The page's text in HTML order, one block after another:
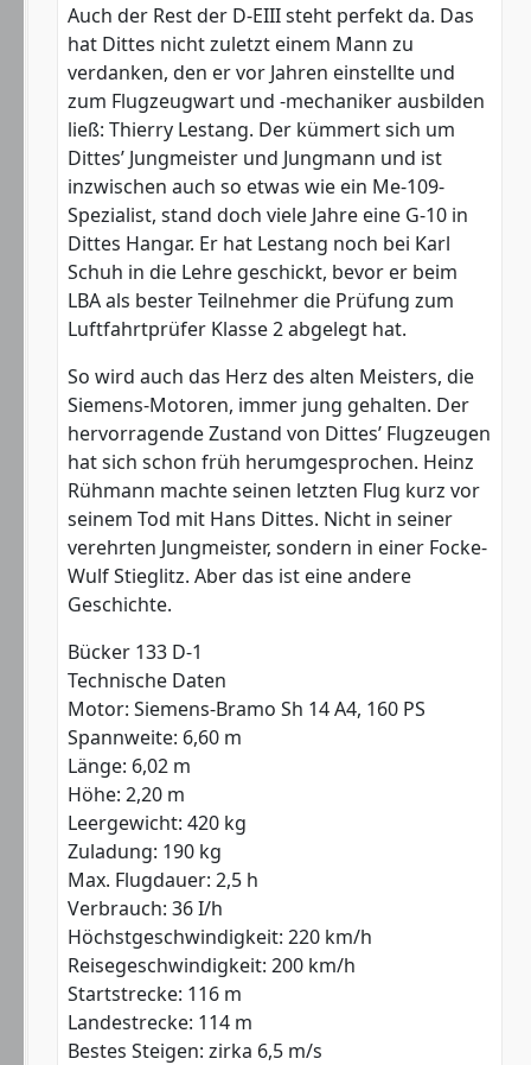
Auch der Rest der D-EIII steht perfekt da. Das
hat Dittes nicht zuletzt einem Mann zu
verdanken, den er vor Jahren einstellte und
zum Flugzeugwart und -mechaniker ausbilden
ließ: Thierry Lestang. Der kümmert sich um
Dittes’ Jungmeister und Jungmann und ist
inzwischen auch so etwas wie ein Me-109-
Spezialist, stand doch viele Jahre eine G-10 in
Dittes Hangar. Er hat Lestang noch bei Karl
Schuh in die Lehre geschickt, bevor er beim
LBA als bester Teilnehmer die Prüfung zum
Luftfahrtprüfer Klasse 2 abgelegt hat.
So wird auch das Herz des alten Meisters, die
Siemens-Motoren, immer jung gehalten. Der
hervorragende Zustand von Dittes’ Flugzeugen
hat sich schon früh herumgesprochen. Heinz
Rühmann machte seinen letzten Flug kurz vor
seinem Tod mit Hans Dittes. Nicht in seiner
verehrten Jungmeister, sondern in einer Focke-
Wulf Stieglitz. Aber das ist eine andere
Geschichte.
Bücker 133 D-1
Technische Daten
Motor: Siemens-Bramo Sh 14 A4, 160 PS
Spannweite: 6,60 m
Länge: 6,02 m
Höhe: 2,20 m
Leergewicht: 420 kg
Zuladung: 190 kg
Max. Flugdauer: 2,5 h
Verbrauch: 36 I/h
Höchstgeschwindigkeit: 220 km/h
Reisegeschwindigkeit: 200 km/h
Startstrecke: 116 m
Landestrecke: 114 m
Bestes Steigen: zirka 6,5 m/s